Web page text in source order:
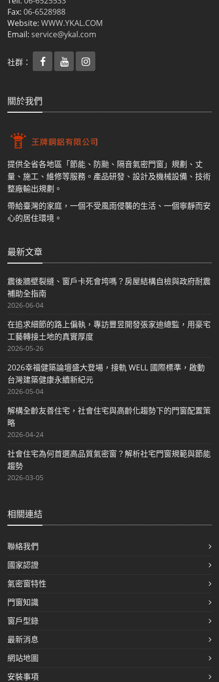
Fax: 06-6528988
Website: WWW.YKAL.COM
Email: service@ykal.com
社群：
關於我們
提供全省各地區「節能、防颱、隔音氣密門窗」規劃、丈
量、施工、維修等服務。產品研發、設計及機械設備、技術
整廠輸出規劃。
帶給臺灣的家庭，一個不受風雨侵襲的生活、一個寧靜而安
心的居住環境。
最新文章
震後牆壁裂縫、窗戶卡死會垮嗎？房屋結構自檢與政府耐震
補助全指南
2026-06-04
在追求細節的路上偏執，專訪豐昱開發張家迪總監，用豪宅
工藝轉接土地的真實厚度
2026-05-26
2026幸福健築論壇盛大登場，接軌 WELL 國際標準，啟動
台灣建築健康永續新紀元
2026-05-04
解構全齡友善住宅，社會住宅與高齡化趨勢下的門窗配置策
略
2026-04-24
社會住宅為何首選高品質氣密窗？解析社宅門窗規範與節能
趨勢
2026-03-05
相關連結
聯絡我們
國家認證
氣密窗特性
門窗知識
窗戶型錄
最新消息
網站地圖
安裝事項